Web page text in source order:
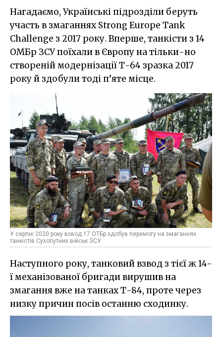
Нагадаємо, Українські підрозділи беруть
участь в змаганнях Strong Europe Tank
Challenge з 2017 року. Вперше, танкісти з 14
ОМБр ЗСУ поїхали в Європу на тільки-но
створеній модернізації Т-64 зразка 2017
року й здобули тоді п’яте місце.
У серпні 2020 року взвод 17 ОТБр здобув перемогу на змаганнях
танкістів Сухопутних військ ЗСУ
Наступного року, танковий взвод з тієї ж 14-
ї механізованої бригади вирушив на
змагання вже на танках Т-84, проте через
низку причин посів останню сходинку.